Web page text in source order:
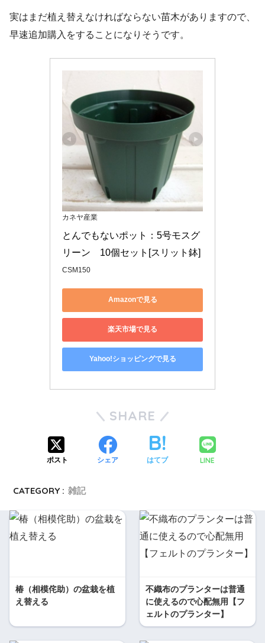
実はまだ植え替えなければならない苗木がありますので、
早速追加購入をすることになりそうです。
カネヤ産業
とんでもないポット：5号モスグ
リーン　10個セット[スリット鉢]
CSM150
Amazonで見る
楽天市場で見る
Yahoo!ショッピングで見る
SHARE
ポスト シェア はてブ LINE
CATEGORY : 雑記
椿（相模侘助）の盆栽を植
え替える
不織布のプランターは普通
に使えるので心配無用【フ
ェルトのプランター】